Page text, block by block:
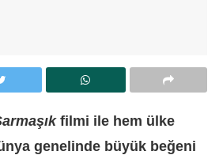
filmi ile hem ülke
genelinde büyük beğeni